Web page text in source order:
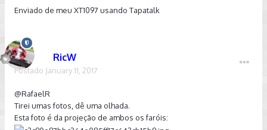
Enviado de meu XT1097 usando Tapatalk
RicW
Postado January 11, 2017
@RafaelR
Tirei umas fotos, dê uma olhada.
Esta foto é da projeção de ambos os faróis: